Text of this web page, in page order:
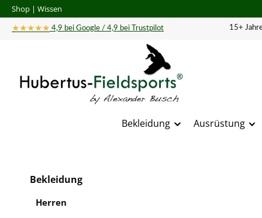
Hauptinhalt springen
Zur Suche springen
Zur Hauptnavigation springen
Shop | Wissen
★★★★★ 4,9 bei Google / 4,9 bei Trustpilot 15+
Bekleidung Ausrüstung
Bekleidung
Herren